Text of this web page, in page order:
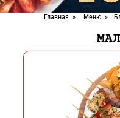
Главная » Меню »